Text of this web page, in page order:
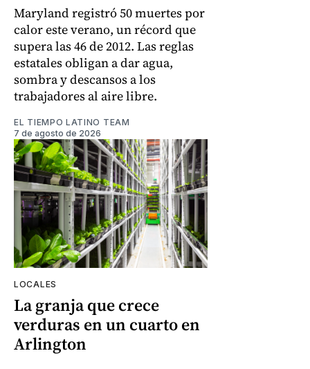
Maryland registró 50 muertes por
calor este verano, un récord que
supera las 46 de 2012. Las reglas
estatales obligan a dar agua,
sombra y descansos a los
trabajadores al aire libre.
EL TIEMPO LATINO TEAM
7 de agosto de 2026
LOCALES
La granja que crece
verduras en un cuarto en
Arlington